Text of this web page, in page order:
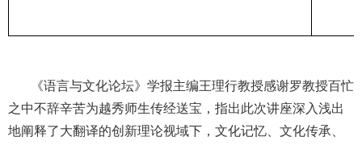
《语言与文化论坛》学报主编王理行教授感谢罗教授百忙
之中不辞辛苦为越秀师生传经送宝，指出此次讲座深入浅出
地阐释了大翻译的创新理论视域下，文化记忆、文化传承、